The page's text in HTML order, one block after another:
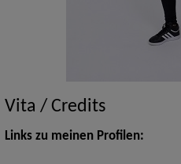
Vita / Credits
Links zu meinen Profilen: